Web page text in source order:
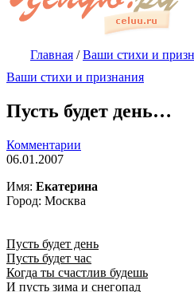
Главная /Ваши стихи и
Ваши стихи и признания
Пусть будет день…
Комментарии
06.01.2007
Имя: Екатерина
Город: Москва
Пусть будет день
Пусть будет час
Когда ты счастлив будешь
И пусть зима и снегопад